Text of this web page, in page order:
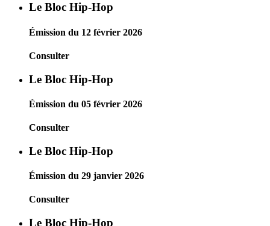
Le Bloc Hip-Hop
Émission du 12 février 2026
Consulter
Le Bloc Hip-Hop
Émission du 05 février 2026
Consulter
Le Bloc Hip-Hop
Émission du 29 janvier 2026
Consulter
Le Bloc Hip-Hop